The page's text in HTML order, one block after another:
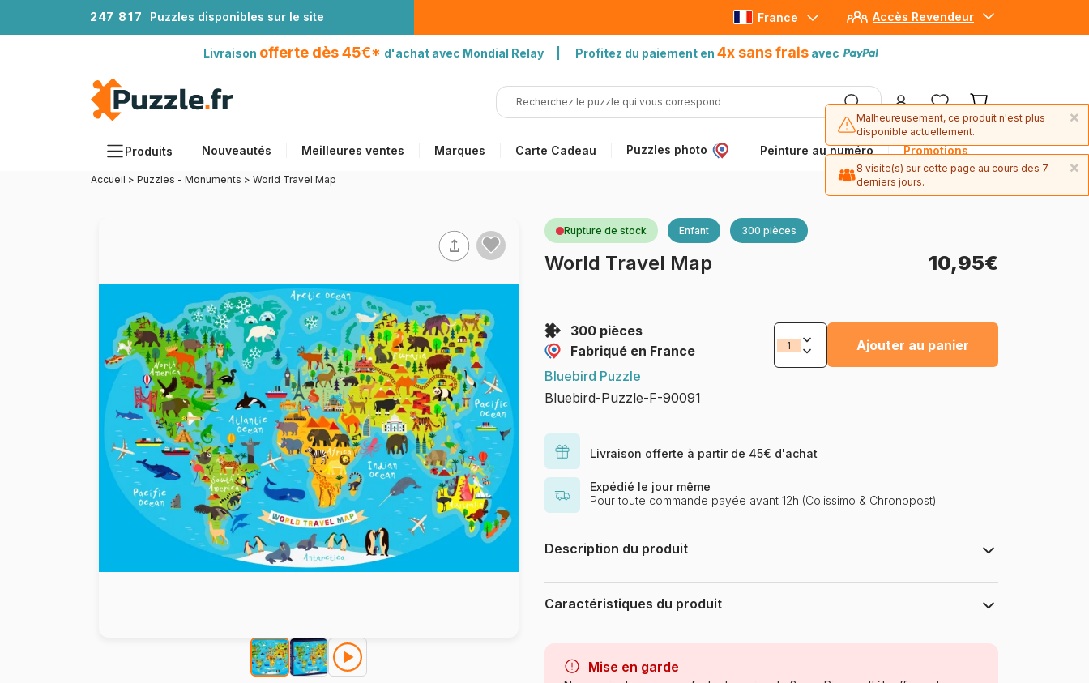
247 81 7 Puzzles disponibles sur le site Accès Revendeur
France
Livraison offerte dès 45€* d'achat avec Mondial Relay | Profitez du paiement en 4x sans frais avec
Produits Nouveautés Meilleures ventes Marques Carte Cadeau Puzzles photo Peinture au numéro Promotions
Accessoires
Puzzles en bois
Peinture au numéro
avec Mondial Relay
avec Paypal
Accueil > Puzzles - Monuments > World Travel Map
Rupture de stock Enfant 300 pièces
World Travel Map 10,95€
300 pièces
Fabriqué en France
Bluebird Puzzle
Bluebird-Puzzle-F-90091
Ajouter au panier
Livraison offerte à partir de 45€ d'achat
Expédié le jour même
Pour toute commande payée avant 12h (Colissimo & Chronopost)
Description du produit
Moloko88 / Adobe Stock
Caractéristiques du produit
CatégorieMise en garde
×
Malheureusement, ce produit n'est plus
disponible actuellement.
×
8 visite(s) sur cette page au cours des 7
derniers jours.